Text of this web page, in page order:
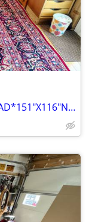
**EXQUIS*RARE TAPIS PERSAN*MASHAD*151"X116"NOUE MAIN PURE LAINE VIERGE